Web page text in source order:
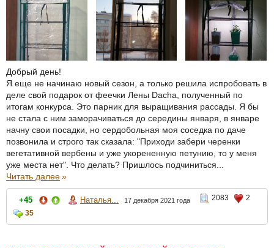
Добрый день!
Я еще не начинаю новый сезон, а только решила испробовать в
деле свой подарок от феечки Лены Dacha, полученный по
итогам конкурса. Это парник для выращивания рассады. Я бы
не стала с ним заморачиваться до середины января, в январе
начну свои посадки, но сердобольная моя соседка по даче
позвонила и строго так сказала: "Приходи забери черенки
вегетативной вербены и уже укорененную петунию, то у меня
уже места нет". Что делать? Пришлось подчиниться...
Читать далее»
+45 Наталья... 17 декабря 2021 года 2083
2
35